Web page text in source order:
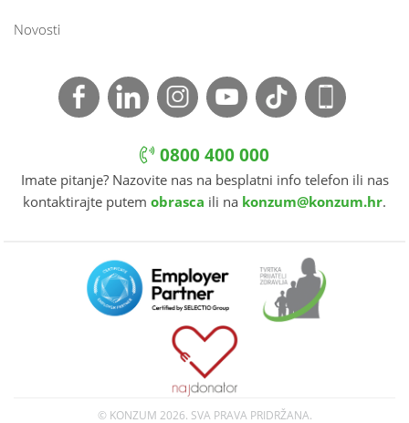
Novosti
0800 400 000
Imate pitanje? Nazovite nas na besplatni info telefon ili nas
kontaktirajte putem obrasca ili na konzum@konzum.hr.
© KONZUM 2026. SVA PRAVA PRIDRŽANA.